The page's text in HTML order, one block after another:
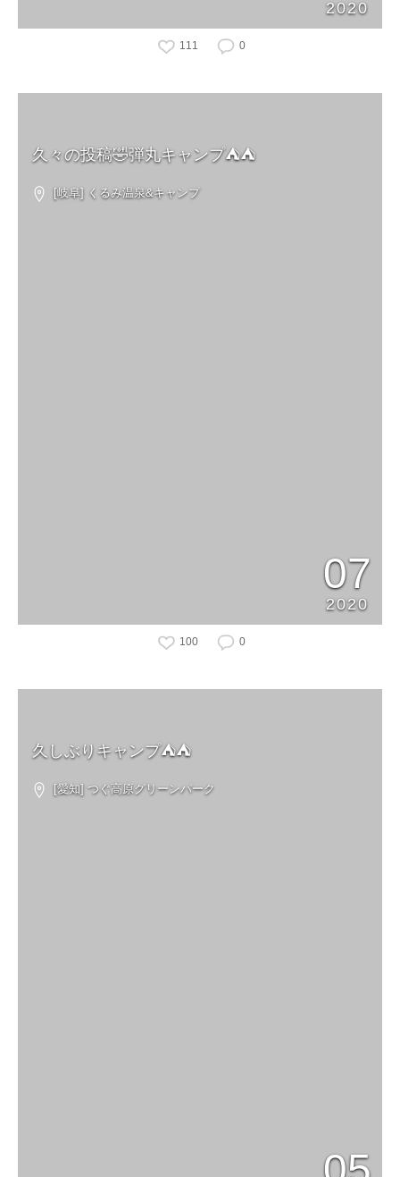
2020
111 0
久々の投稿🤣弾丸キャンプ⛺️⛺️
[岐阜] くるみ温泉&キャンプ
07
2020
100 0
久しぶりキャンプ⛺️⛺️
[愛知] つぐ高原グリーンパーク